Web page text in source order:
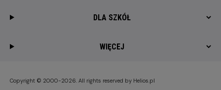
DLA SZKÓŁ
WIĘCEJ
Copyright © 2000-2026. All rights reserved by Helios.pl